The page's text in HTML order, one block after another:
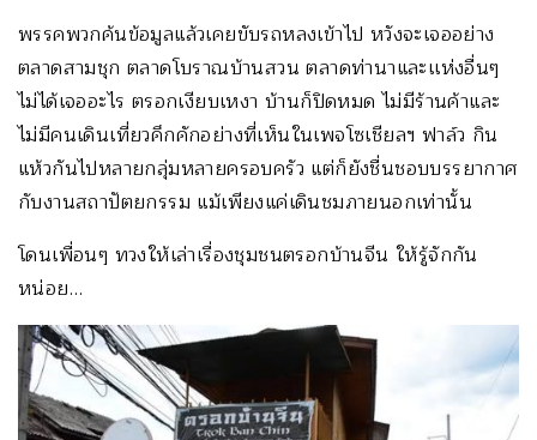
พรรคพวกค้นข้อมูลแล้วเคยขับรถหลงเข้าไป หวังจะเจออย่าง
ตลาดสามชุก ตลาดโบราณบ้านสวน ตลาดท่านาและเเห่งอื่นๆ
ไม่ได้เจออะไร ตรอกเงียบเหงา บ้านก็ปิดหมด ไม่มีร้านค้าและ
ไม่มีคนเดินเที่ยวคึกคักอย่างที่เห็นในเพจโซเชียลฯ ฟาล์ว กิน
แห้วกันไปหลายกลุ่มหลายครอบครัว แต่ก็ยังชื่นชอบบรรยากาศ
กับงานสถาปัตยกรรม แม้เพียงแค่เดินชมภายนอกเท่านั้น
โดนเพื่อนๆ ทวงให้เล่าเรื่องชุมชนตรอกบ้านจีน ให้รู้จักกัน
หน่อย…